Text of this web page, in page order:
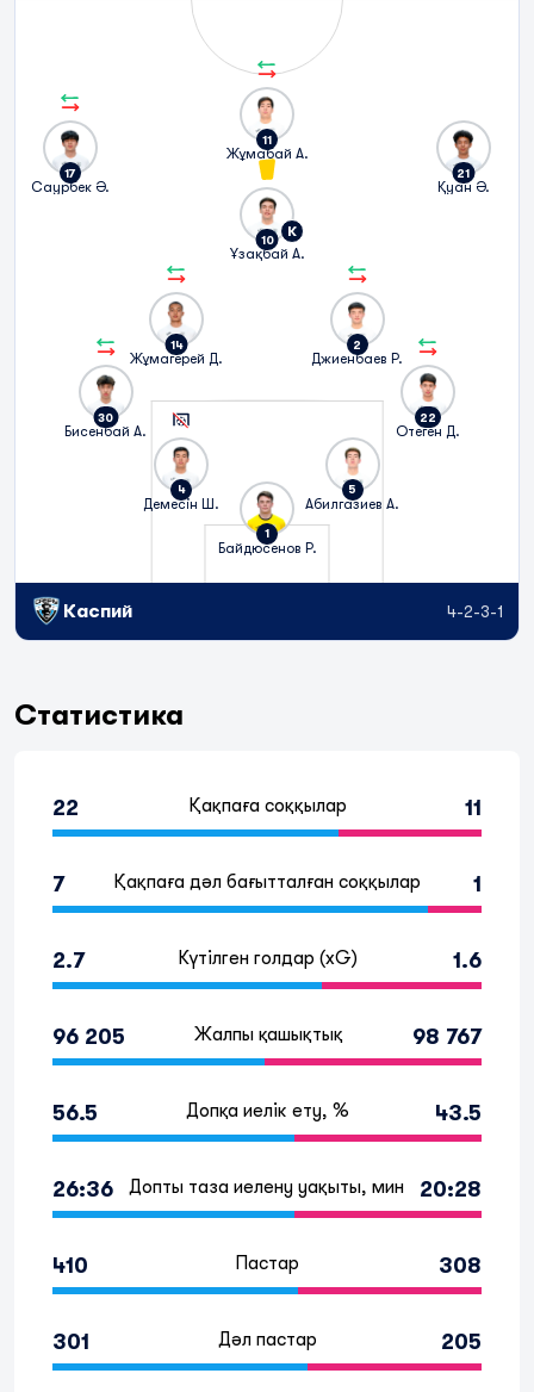
1
Байдюсенов Р.
22
Отеген Д.
5
Абилгазиев А.
4
Демесін Ш.
30
Бисенбай А.
2
Джиенбаев Р.
14
Жұмагерей Д.
21
Қуан Ә.
10
К
Ұзақбай А.
17
Саурбек Ә.
11
Жұмабай А.
Каспий 4-2-3-1
Статистика
22 Қақпаға соққылар 11
7 Қақпаға дәл бағытталған соққылар 1
2.7 Күтілген голдар (xG) 1.6
96 205 Жалпы қашықтық 98 767
56.5 Допқа иелік ету, % 43.5
26:36 Допты таза иелену уақыты, мин 20:28
410 Пастар 308
301 Дәл пастар 205